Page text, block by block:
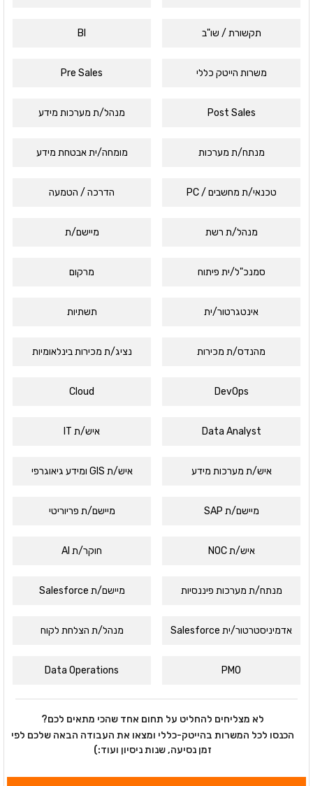
תקשורת / שו"ב BI
משרות הייטק כללי Pre Sales
Post Sales מנהל/ת מערכות מידע
מנתח/ת מערכות מומחה/ית אבטחת מידע
טכנאי/ת מחשבים / PC הדרכה / הטמעה
מנהל/ת רשת מיישם/ת
סמנכ"ל/ית פיתוח מרקום
אינטגרטור/ית תשתיות
מהנדס/ת מכירות נציג/ת מכירות בינלאומיות
DevOps
Cloud
Data Analyst איש/ת IT
איש/ת מערכות מידע איש/ת GIS ומידע גיאוגרפי
מיישם/ת SAP מיישם/ת פריוריטי
איש/ת NOC חוקר/ת AI
מנתח/ת מערכות פיננסיות מיישם/ת Salesforce
אדמיניסטרטור/ית Salesforce מנהל/ת הצלחת לקוח
PMO
Data Operations
לא מצליחים להחליט על תחום אחד שהכי מתאים לכם?
הכנסו לכל המשרות בהייטק-כללי ומצאו את העבודה הבאה שלכם לפי
זמן נסיעה, שנות ניסיון ועוד:)